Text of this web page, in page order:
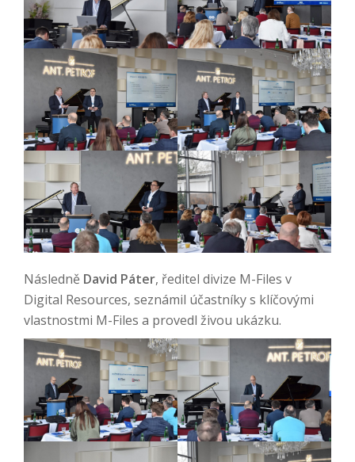
Následně David Páter, ředitel divize M-Files v
Digital Resources, seznámil účastníky s klíčovými
vlastnostmi M-Files a provedl živou ukázku.